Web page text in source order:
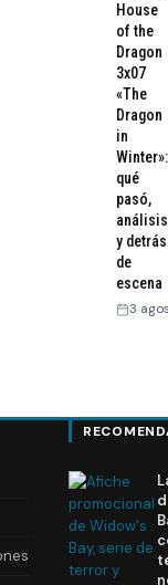
House
of the
Dragon
3x07
«The
Dragon
in
Winter»:
qué
pasó,
análisis
y detrás
de
escena
3